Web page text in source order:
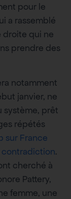
pour le
a rassemblé
droite qui ne
prendre des
notamment
janvier, ne
système, prêt
répétés
sur France
contradiction.
cherché à
Pattery,
femme, une